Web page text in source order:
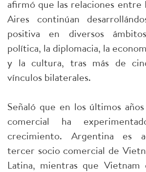
afirmó que las relaciones entre
Aires continúan
positiva en diversos
política, la diplomacia, la
y la cultura, tras más de
vínculos bilaterales.
Señaló que en los últimos
comercial ha
crecimiento. Argentina es
tercer socio comercial de
Latina, mientras que